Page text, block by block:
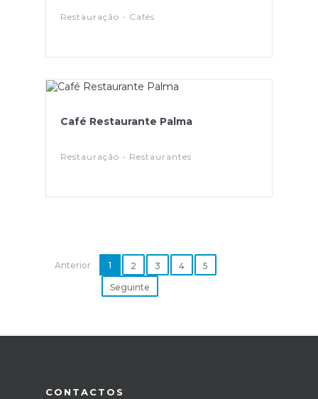
Restauração - Cafés
Café Restaurante Palma
Restauração - Restaurantes
Anterior 1 2 3 4
5
Seguinte
CONTACTOS